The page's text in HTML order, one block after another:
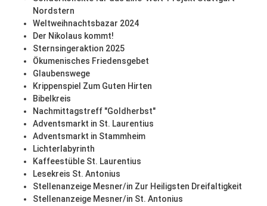
Nordstern
Weltweihnachtsbazar 2024
Der Nikolaus kommt!
Sternsingeraktion 2025
Ökumenisches Friedensgebet
Glaubenswege
Krippenspiel Zum Guten Hirten
Bibelkreis
Nachmittagstreff "Goldherbst"
Adventsmarkt in St. Laurentius
Adventsmarkt in Stammheim
Lichterlabyrinth
Kaffeestüble St. Laurentius
Lesekreis St. Antonius
Stellenanzeige Mesner/in Zur Heiligsten Dreifaltigkeit
Stellenanzeige Mesner/in St. Antonius